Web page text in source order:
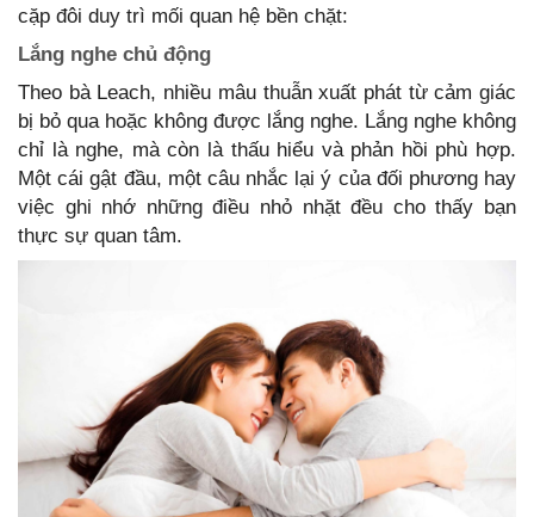
cặp đôi duy trì mối quan hệ bền chặt:
Lắng nghe chủ động
Theo bà Leach, nhiều mâu thuẫn xuất phát từ cảm giác
bị bỏ qua hoặc không được lắng nghe. Lắng nghe không
chỉ là nghe, mà còn là thấu hiểu và phản hồi phù hợp.
Một cái gật đầu, một câu nhắc lại ý của đối phương hay
việc ghi nhớ những điều nhỏ nhặt đều cho thấy bạn
thực sự quan tâm.